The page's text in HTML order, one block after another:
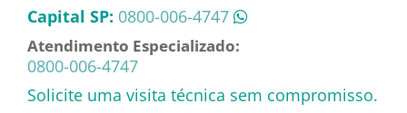
Capital SP: 0800-006-4747
Atendimento Especializado:
0800-006-4747
Solicite uma visita técnica sem compromisso.